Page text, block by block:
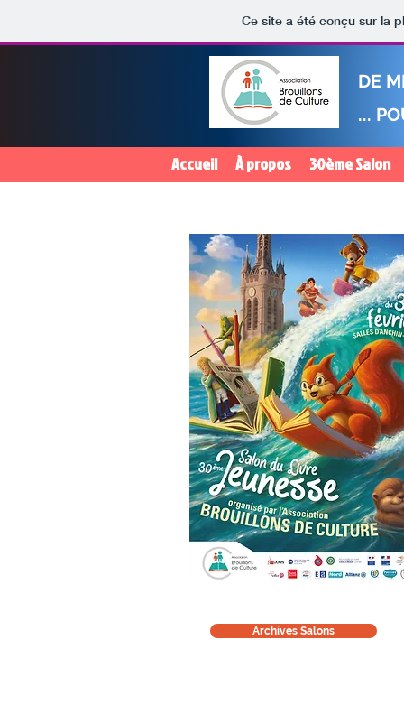
Ce site a été conçu sur la
Accueil À propos 30ème Salon
DE
...
Archives Salons